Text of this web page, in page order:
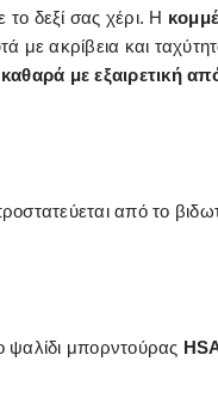
το δεξί σας χέρι. Η
με ακρίβεια και
με εξαιρετική
από το
ψαλίδι μπορντούρας